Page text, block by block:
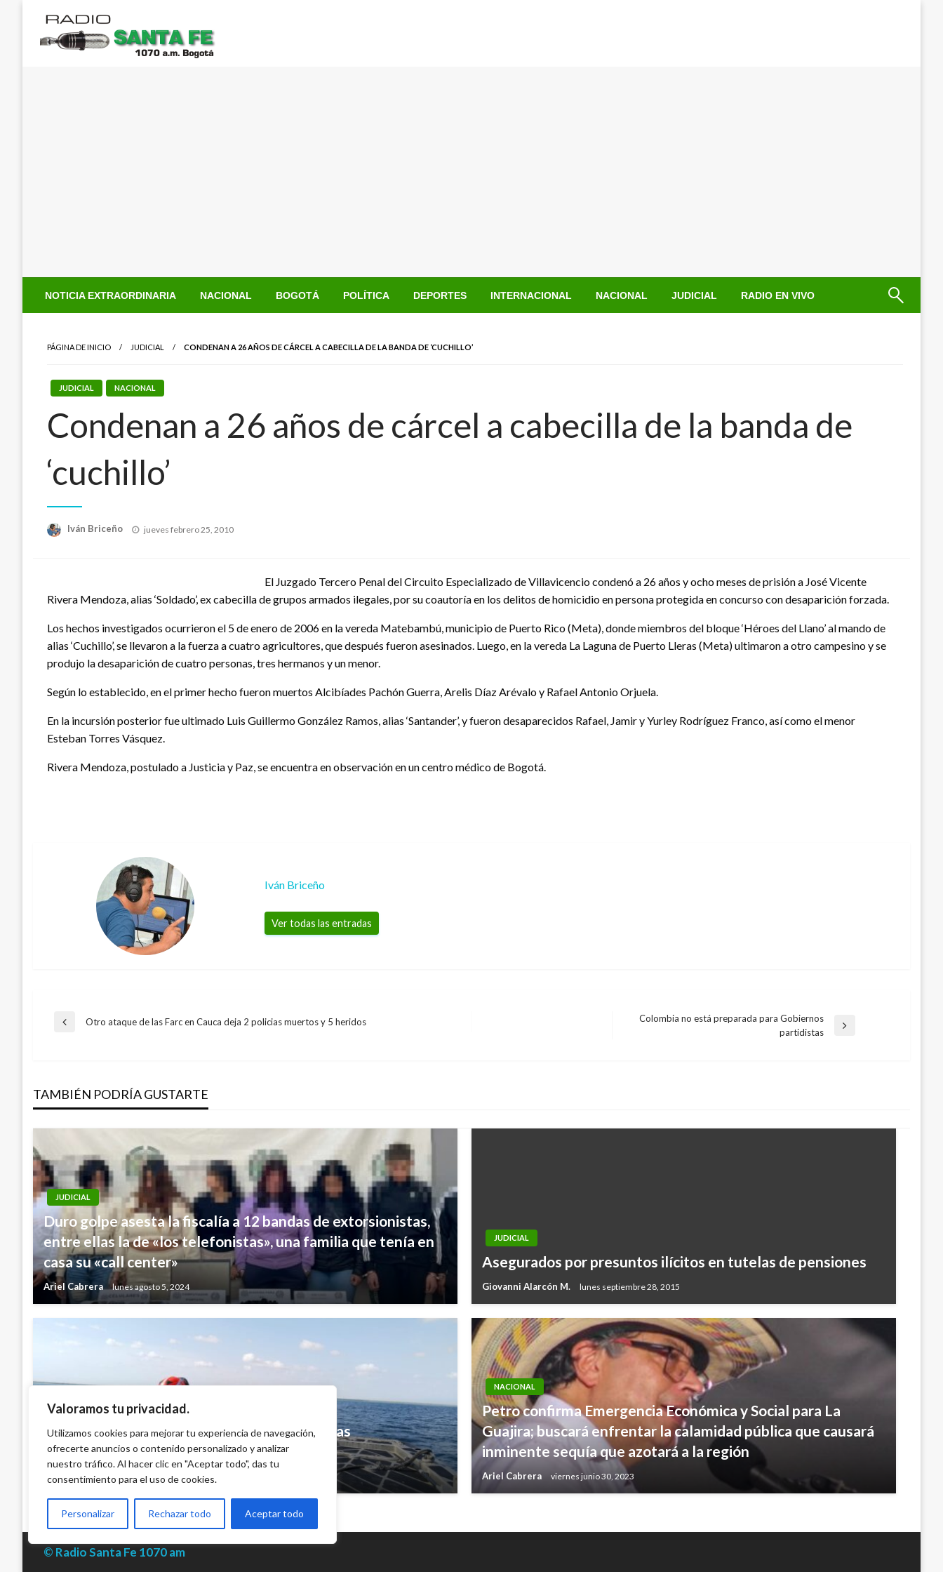
Valoramos tu privacidad.
Utilizamos cookies para mejorar tu experiencia de navegación,
ofrecerte anuncios o contenido personalizado y analizar
nuestro tráfico. Al hacer clic en "Aceptar todo", das tu
consentimiento para el uso de cookies.
Personalizar Rechazar todo Aceptar todo
contenido
NOTICIA EXTRAORDINARIA NACIONAL BOGOTÁ POLÍTICA DEPORTES INTERNACIONAL NACIONAL JUDICIAL RADIO EN VIVO
PÁGINA DE INICIO JUDICIAL CONDENAN A 26 AÑOS DE CÁRCEL A CABECILLA DE LA BANDA DE ‘CUCHILLO’
JUDICIAL NACIONAL
Condenan a 26 años de cárcel a cabecilla de la banda de
‘cuchillo’
Iván Briceño
Publicado
jueves febrero 25, 2010
El Juzgado Tercero Penal del Circuito Especializado de Villavicencio condenó a 26 años y ocho meses de prisión a José Vicente
Rivera Mendoza, alias ‘Soldado’, ex cabecilla de grupos armados ilegales, por su coautoría en los delitos de homicidio en persona protegida en concurso con desaparición forzada.
Los hechos investigados ocurrieron el 5 de enero de 2006 en la vereda Matebambú, municipio de Puerto Rico (Meta), donde miembros del bloque ‘Héroes del Llano’ al mando de
alias ‘Cuchillo’, se llevaron a la fuerza a cuatro agricultores, que después fueron asesinados. Luego, en la vereda La Laguna de Puerto Lleras (Meta) ultimaron a otro campesino y se
produjo la desaparición de cuatro personas, tres hermanos y un menor.
Según lo establecido, en el primer hecho fueron muertos Alcibíades Pachón Guerra, Arelis Díaz Arévalo y Rafael Antonio Orjuela.
En la incursión posterior fue ultimado Luis Guillermo González Ramos, alias ‘Santander’, y fueron desaparecidos Rafael, Jamir y Yurley Rodríguez Franco, así como el menor
Esteban Torres Vásquez.
Rivera Mendoza, postulado a Justicia y Paz, se encuentra en observación en un centro médico de Bogotá.
Iván Briceño
Ver todas las entradas
Navegación
entradas
Entrada
Otro ataque de las Farc en Cauca deja 2 policias muertos y 5 heridos
Colombia no está preparada para Gobiernos
partidistas
TAMBIÉN PODRÍA GUSTARTE
JUDICIAL
Duro golpe asesta la fiscalía a 12 bandas de extorsionistas,
entre ellas la de «los telefonistas», una familia que tenía en
casa su «call center»
Ariel Cabrera lunes agosto 5, 2024
JUDICIAL
Asegurados por presuntos ilícitos en tutelas de pensiones
Giovanni Alarcón M. lunes septiembre 28, 2015
GUAJIRA
Armada adelanta la búsqueda de dos personas
desaparecidas en el mar Uribia – Guajira
Iván Briceño martes abril 18, 2023
NACIONAL
Petro confirma Emergencia Económica y Social para La
Guajira; buscará enfrentar la calamidad pública que causará
inminente sequía que azotará a la región
Ariel Cabrera viernes junio 30, 2023
© Radio Santa Fe 1070 am